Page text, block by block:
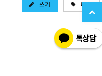
쓰기 태그